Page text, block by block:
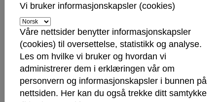
Økonomi
Den økonomiske rammen for
næringsfondet følger bystyrets
avsetning av midler til formålet.
Samlet støtte fra fondet kan ikke
overstige 50 % av det totale
Vi bruker informasjonskapsler (cookies)
Våre nettsider benytter informasjonskapsler
(cookies) til oversettelse, statistikk og analyse.
Les om hvilke vi bruker og hvordan vi
administrerer dem i erklæringen vår om
personvern og informasjonskapsler i bunnen på
nettsiden. Her kan du også trekke ditt samtykke